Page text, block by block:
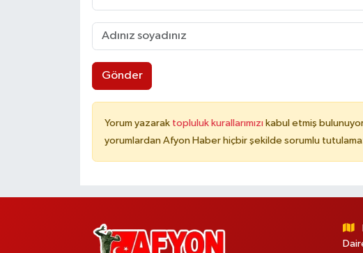
Gönder
Yorum yazarak topluluk kurallarımızı kabul etmiş
yorumlardan Afyon Haber hiçbir şekilde sorumlu